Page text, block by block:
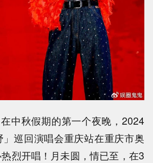
中秋假期的第一个夜晚，2024
巡回演唱会重庆站在重庆市奥
烈开唱！月未圆，情已至，在3